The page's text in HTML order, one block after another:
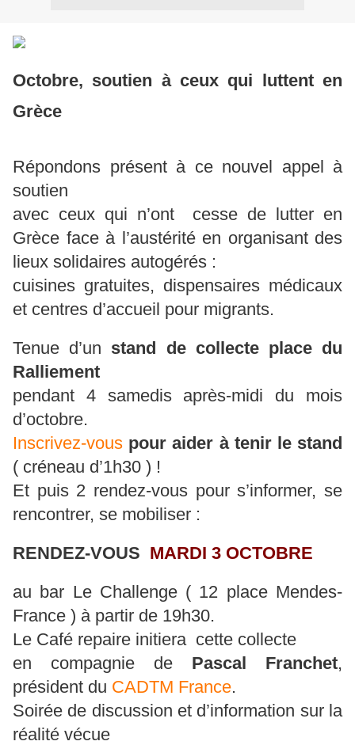
Octobre, soutien à ceux qui luttent en
Grèce
Répondons présent à ce nouvel appel à
soutien
avec ceux qui n’ont cesse de lutter en
Grèce face à l’austérité en organisant des
lieux solidaires autogérés :
cuisines gratuites, dispensaires médicaux
et centres d’accueil pour migrants.
Tenue d’un stand de collecte place du
Ralliement
pendant 4 samedis après-midi du mois
d’octobre.
Inscrivez-vous pour aider à tenir le stand
( créneau d’1h30 ) !
Et puis 2 rendez-vous pour s’informer, se
rencontrer, se mobiliser :
RENDEZ-VOUS MARDI 3 OCTOBRE
au bar Le Challenge ( 12 place Mendes-
France ) à partir de 19h30.
Le Café repaire initiera cette collecte
en compagnie de Pascal Franchet,
président du CADTM France.
Soirée de discussion et d’information sur la
réalité vécue